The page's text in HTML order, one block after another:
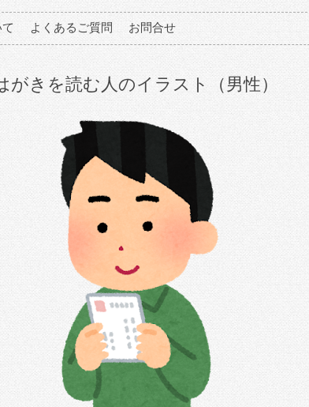
よくあるご質問 お問合せ
がきを読む人のイラスト（男性）